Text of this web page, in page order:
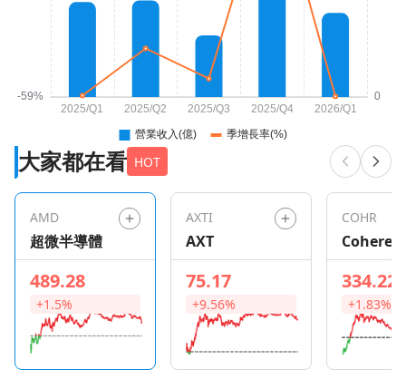
大家都在看 HOT
AMD
超微半導體
489.28
+1.5%
AXTI
AXT
75.17
+9.56%
COHR
334.22
+1.83%